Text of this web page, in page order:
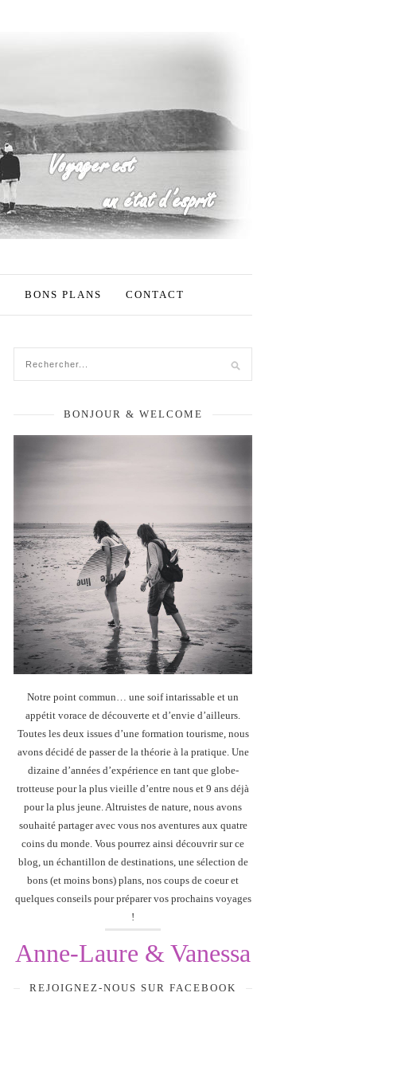
BONS PLANS CONTACT
BONJOUR & WELCOME
Notre point commun… une soif intarissable et un
appétit vorace de découverte et d’envie d’ailleurs.
Toutes les deux issues d’une formation tourisme, nous
avons décidé de passer de la théorie à la pratique. Une
dizaine d’années d’expérience en tant que globe-
trotteuse pour la plus vieille d’entre nous et 9 ans déjà
pour la plus jeune. Altruistes de nature, nous avons
souhaité partager avec vous nos aventures aux quatre
coins du monde. Vous pourrez ainsi découvrir sur ce
blog, un échantillon de destinations, une sélection de
bons (et moins bons) plans, nos coups de coeur et
quelques conseils pour préparer vos prochains voyages
!
Anne-Laure & Vanessa
REJOIGNEZ-NOUS SUR FACEBOOK